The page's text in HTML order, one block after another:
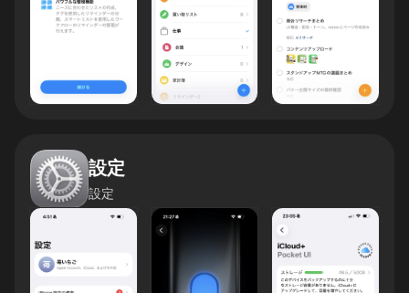
設定
設定